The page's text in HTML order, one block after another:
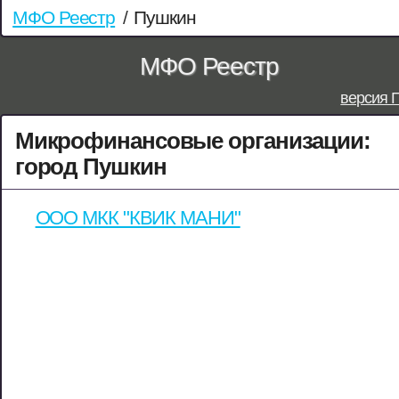
МФО Реестр / Пушкин
МФО Реестр
версия
Микрофинансовые организации:
город Пушкин
ООО МКК "КВИК МАНИ"